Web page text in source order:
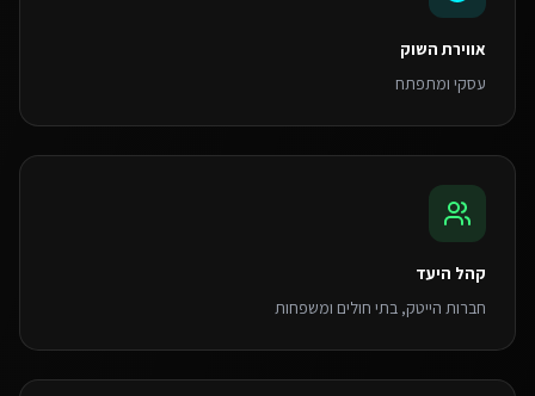
אווירת השוק
עסקי ומתפתח
קהל היעד
חברות הייטק, בתי חולים ומשפחות